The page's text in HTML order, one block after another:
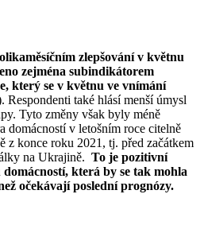
zlepšování v květnu
zejména subindikátorem
který se v květnu ve vnímání
Respondenti také hlásí menší úmysl
Tyto změny však byly méně
domácností v letošním roce citelně
z konce roku 2021, tj. před začátkem
na Ukrajině. To je pozitivní
která by se tak mohla
očekávají poslední prognózy.